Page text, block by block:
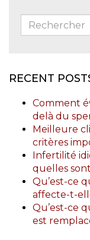
Rechercher:
RECENT
Comment
delà du
Meilleure
critères
Infertilité
quelles
Qu’est-ce
affecte-t-
Qu’est-ce
est